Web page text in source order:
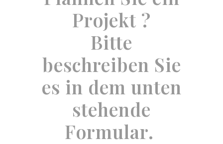
Projekt ?
Bitte
beschreiben Sie
es in dem unten
stehende
Formular.